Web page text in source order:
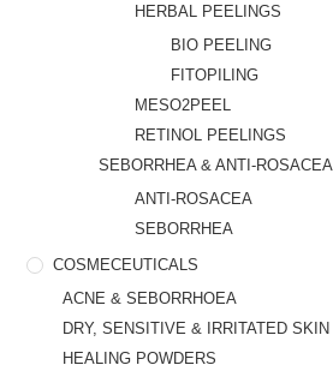
HERBAL PEELINGS
BIO PEELING
FITOPILING
MESO2PEEL
RETINOL PEELINGS
SEBORRHEA & ANTI-ROSACEA
ANTI-ROSACEA
SEBORRHEA
COSMECEUTICALS
ACNE & SEBORRHOEA
DRY, SENSITIVE & IRRITATED SKIN
HEALING POWDERS